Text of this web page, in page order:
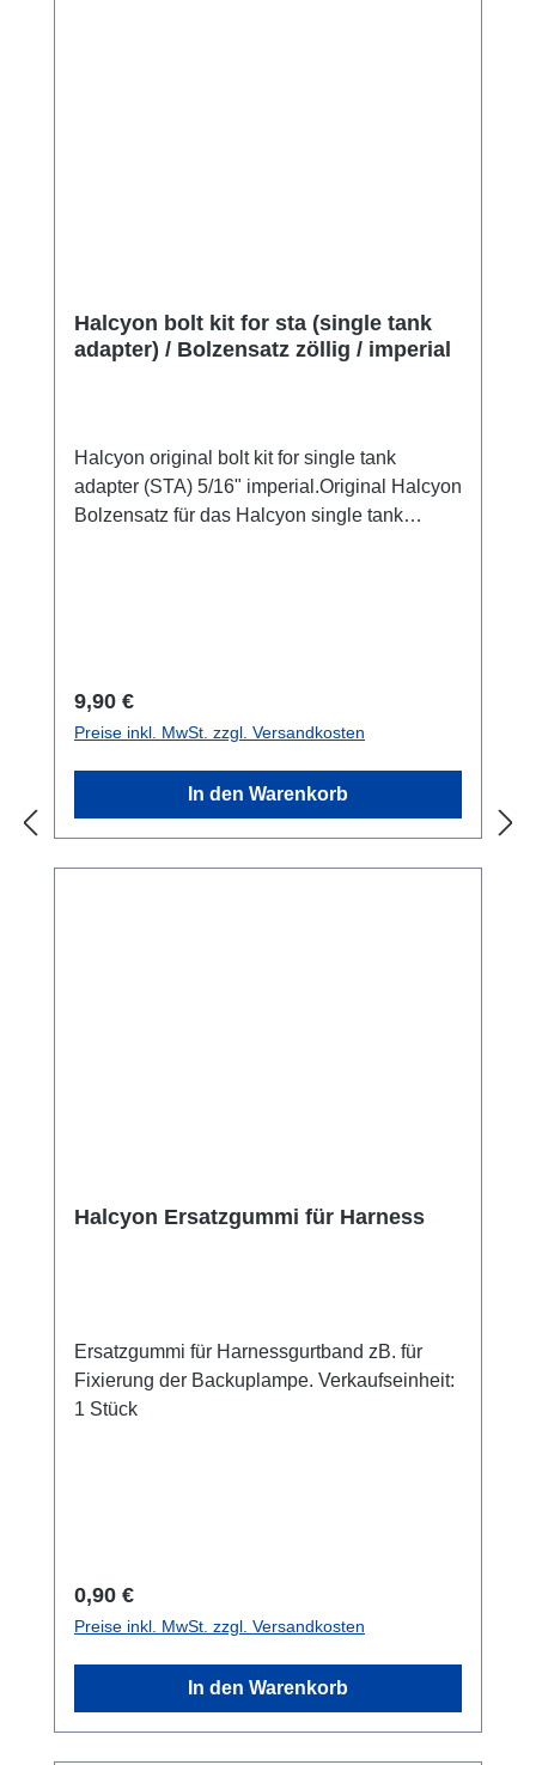
Halcyon bolt kit for sta (single tank
adapter) / Bolzensatz zöllig / imperial
Halcyon original bolt kit for single tank
adapter (STA) 5/16" imperial.Original Halcyon
Bolzensatz für das Halcyon single tank
Regulärer Preis:
9,90 €
Preise inkl. MwSt. zzgl. Versandkosten
In den Warenkorb
Halcyon Ersatzgummi für Harness
Ersatzgummi für Harnessgurtband zB. für
Fixierung der Backuplampe. Verkaufseinheit:
1 Stück
Regulärer Preis:
0,90 €
Preise inkl. MwSt. zzgl. Versandkosten
In den Warenkorb